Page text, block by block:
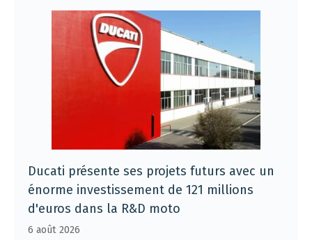
Ducati présente ses projets futurs avec un
énorme investissement de 121 millions
d'euros dans la R&D moto
6 août 2026